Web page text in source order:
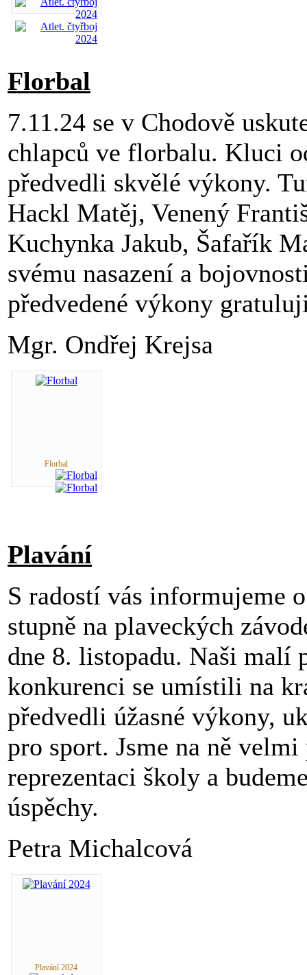
Florbal
7.11.24 se v Chodově
chlapců ve florbalu. Kluci
předvedli skvělé výkony.
Hackl Matěj, Venený
Kuchynka Jakub, Šafařík
svému nasazení a
předvedené výkony
Mgr. Ondřej Krejsa
Florbal
Plavání
S radostí vás informujeme
stupně na plaveckých
dne 8. listopadu. Naši malí
konkurenci se umístili na
předvedli úžasné výkony,
pro sport. Jsme na ně
reprezentaci školy a
úspěchy.
Petra Michalcová
Plavání 2024